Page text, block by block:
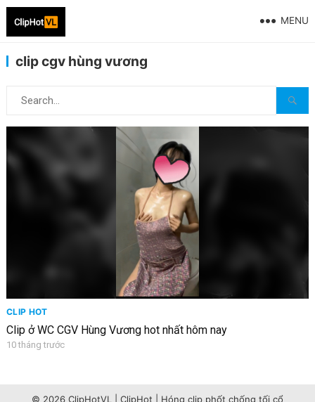
MENU
clip cgv hùng vương
CLIP HOT
Clip ở WC CGV Hùng Vương hot nhất hôm nay
10 tháng trước
© 2026 ClipHotVL | ClipHot | Hóng clip phốt chống tối cổ